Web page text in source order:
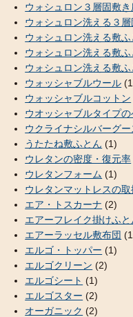
ウォシュロン３層固敷き
ウォシュロン洗える３
ウォシュロン洗える敷ふ
ウォシュロン洗える敷
ウォシュロン洗える敷
ウォッシャブルウール
ウォッシャブルコットン
ウオッシャブルタイプの
ウクライナシルバーグー
うたたね敷ふとん (1)
ウレタンの密度・復元率
ウレタンフォーム (1)
ウレタンマットレスの取
エア・トスカーナ (2)
エアーフレイク掛けふと
エアーラッセル敷布団
エルゴ・トッパー (1)
エルゴクリーン (2)
エルゴシート (1)
エルゴスター (2)
オーガニック (2)